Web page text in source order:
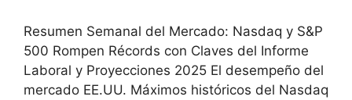
Resumen Semanal del Mercado: Nasdaq y S&P
500 Rompen Récords con Claves del Informe
Laboral y Proyecciones 2025 El desempeño del
mercado EE.UU. Máximos históricos del Nasdaq